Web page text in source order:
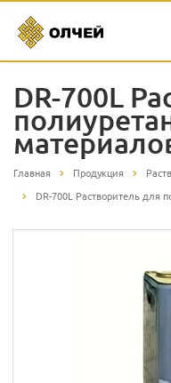
DR-700L
Главная Продукция
DR-700L Растворитель для